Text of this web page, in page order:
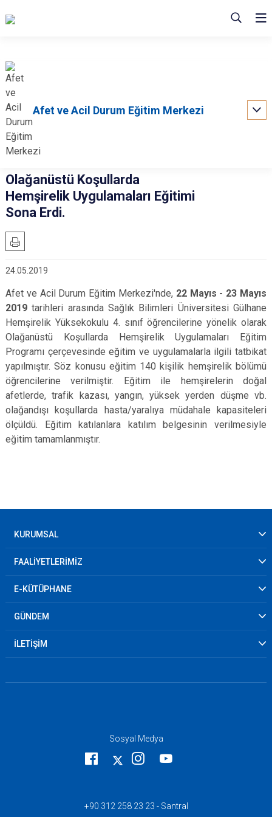
Afet ve Acil Durum Eğitim Merkezi
Olağanüstü Koşullarda
Hemşirelik Uygulamaları Eğitimi
Sona Erdi.
24.05.2019
Afet ve Acil Durum Eğitim Merkezi'nde, 22 Mayıs - 23 Mayıs
2019 tarihleri arasında Sağlık Bilimleri Üniversitesi Gülhane
Hemşirelik Yüksekokulu 4. sınıf öğrencilerine yönelik olarak
Olağanüstü Koşullarda Hemşirelik Uygulamaları Eğitim
Programı çerçevesinde eğitim ve uygulamalarla ilgili tatbikat
yapılmıştır. Söz konusu eğitim 140 kişilik hemşirelik bölümü
öğrencilerine verilmiştir. Eğitim ile hemşirelerin doğal
afetlerde, trafik kazası, yangın, yüksek yerden düşme vb.
olağandışı koşullarda hasta/yaralıya müdahale kapasiteleri
ölçüldü. Eğitim katılanlara katılım belgesinin verilmesiyle
eğitim tamamlanmıştır.
KURUMSAL
FAALİYETLERİMİZ
E-KÜTÜPHANE
GÜNDEM
İLETİŞİM
Sosyal Medya
+90 312 258 23 23 - Santral